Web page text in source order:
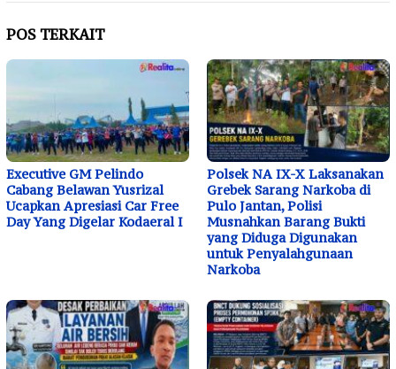
POS TERKAIT
Executive GM Pelindo
Cabang Belawan Yusrizal
Ucapkan Apresiasi Car Free
Day Yang Digelar Kodaeral I
Polsek NA IX-X Laksanakan
Grebek Sarang Narkoba di
Pulo Jantan, Polisi
Musnahkan Barang Bukti
yang Diduga Digunakan
untuk Penyalahgunaan
Narkoba